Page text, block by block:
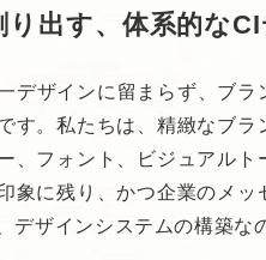
出す、体系的な
デザインに留まらず、ブラ
す。私たちは、精緻なブラ
、フォント、ビジュアルト
象に残り、かつ企業のメッ
デザインシステムの構築な